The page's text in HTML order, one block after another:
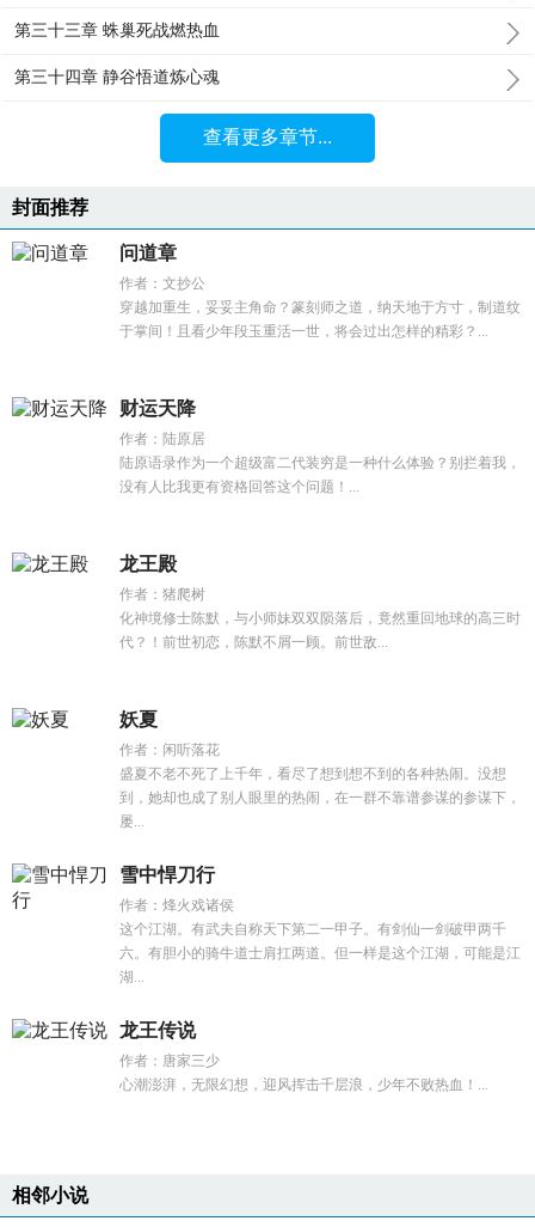
第三十三章 蛛巢死战燃热血
第三十四章 静谷悟道炼心魂
查看更多章节...
封面推荐
问道章
作者：文抄公
穿越加重生，妥妥主角命？篆刻师之道，纳天地于方寸，制道纹
于掌间！且看少年段玉重活一世，将会过出怎样的精彩？...
财运天降
作者：陆原居
陆原语录作为一个超级富二代装穷是一种什么体验？别拦着我，
没有人比我更有资格回答这个问题！...
龙王殿
作者：猪爬树
化神境修士陈默，与小师妹双双陨落后，竟然重回地球的高三时
代？！前世初恋，陈默不屑一顾。前世敌...
妖夏
作者：闲听落花
盛夏不老不死了上千年，看尽了想到想不到的各种热闹。没想
到，她却也成了别人眼里的热闹，在一群不靠谱参谋的参谋下，
屡...
雪中悍刀行
作者：烽火戏诸侯
这个江湖。有武夫自称天下第二一甲子。有剑仙一剑破甲两千
六。有胆小的骑牛道士肩扛两道。但一样是这个江湖，可能是江
湖...
龙王传说
作者：唐家三少
心潮澎湃，无限幻想，迎风挥击千层浪，少年不败热血！...
相邻小说